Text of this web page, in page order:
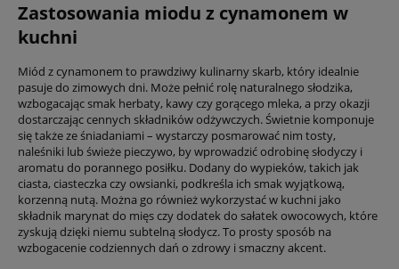
Zastosowania miodu z cynamonem w
kuchni
Miód z cynamonem to prawdziwy kulinarny skarb, który idealnie
pasuje do zimowych dni. Może pełnić rolę naturalnego słodzika,
wzbogacając smak herbaty, kawy czy gorącego mleka, a przy okazji
dostarczając cennych składników odżywczych. Świetnie komponuje
się także ze śniadaniami – wystarczy posmarować nim tosty,
naleśniki lub świeże pieczywo, by wprowadzić odrobinę słodyczy i
aromatu do porannego posiłku. Dodany do wypieków, takich jak
ciasta, ciasteczka czy owsianki, podkreśla ich smak wyjątkową,
korzenną nutą. Można go również wykorzystać w kuchni jako
składnik marynat do mięs czy dodatek do sałatek owocowych, które
zyskują dzięki niemu subtelną słodycz. To prosty sposób na
wzbogacenie codziennych dań o zdrowy i smaczny akcent.